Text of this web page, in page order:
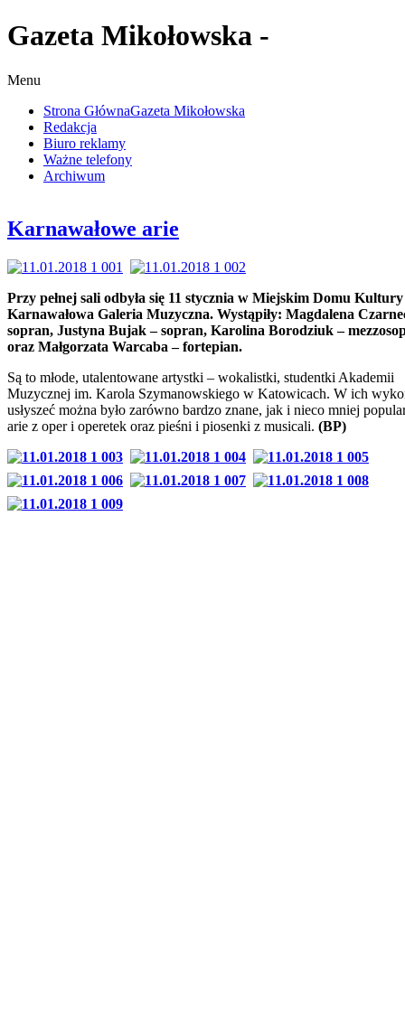
Gazeta Mikołowska -
Menu
Strona GłównaGazeta Mikołowska
Redakcja
Biuro reklamy
Ważne telefony
Archiwum
Karnawałowe arie
Przy pełnej sali odbyła się 11 stycznia w Miejskim Domu Kultury
Karnawałowa Galeria Muzyczna. Wystąpiły: Magdalena
sopran, Justyna Bujak – sopran, Karolina Borodziuk –
oraz Małgorzata Warcaba – fortepian.
Są to młode, utalentowane artystki – wokalistki, studentki Akademii
Muzycznej im. Karola Szymanowskiego w Katowicach. W ich
usłyszeć można było zarówno bardzo znane, jak i nieco mniej
arie z oper i operetek oraz pieśni i piosenki z musicali. (BP)